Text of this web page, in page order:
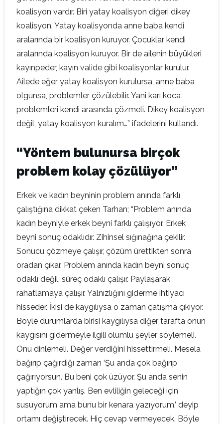
koalisyon vardır. Biri yatay koalisyon diğeri dikey
koalisyon. Yatay koalisyonda anne baba kendi
aralarında bir koalisyon kuruyor. Çocuklar kendi
aralarında koalisyon kuruyor. Bir de ailenin büyükleri
kayınpeder, kayın valide gibi koalisyonlar kurulur.
Ailede eğer yatay koalisyon kurulursa, anne baba
olgunsa, problemler çözülebilir. Yani karı koca
problemleri kendi arasında çözmeli. Dikey koalisyon
değil, yatay koalisyon kuralım…” ifadelerini kullandı.
“Yöntem bulunursa birçok
problem kolay çözülüyor”
Erkek ve kadın beyninin problem anında farklı
çalıştığına dikkat çeken Tarhan; “Problem anında
kadın beyniyle erkek beyni farklı çalışıyor. Erkek
beyni sonuç odaklıdır. Zihinsel sığınağına çekilir.
Sonucu çözmeye çalışır, çözüm ürettikten sonra
oradan çıkar. Problem anında kadın beyni sonuç
odaklı değil, süreç odaklı çalışır. Paylaşarak
rahatlamaya çalışır. Yalnızlığını giderme ihtiyacı
hisseder. İkisi de kaygılıysa o zaman çatışma çıkıyor.
Böyle durumlarda birisi kaygılıysa diğer tarafta onun
kaygısını gidermeyle ilgili olumlu şeyler söylemeli.
Onu dinlemeli. Değer verdiğini hissettirmeli. Mesela
bağırıp çağırdığı zaman ‘Şu anda çok bağırıp
çağırıyorsun. Bu beni çok üzüyor. Şu anda senin
yaptığın çok yanlış. Ben evliliğin geleceği için
susuyorum ama bunu bir kenara yazıyorum.’ deyip
ortamı değiştirecek. Hiç cevap vermeyecek. Böyle